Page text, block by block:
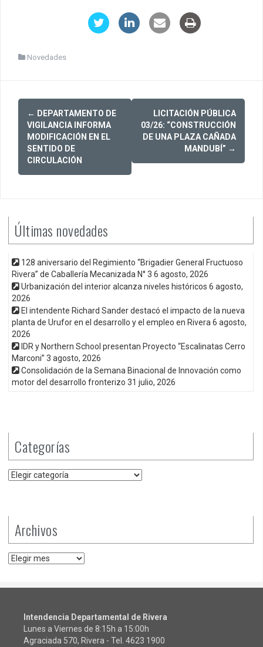
Novedades
Post
navigation
← DEPARTAMENTO DE
VIGILANCIA INFORMA
MODIFICACIÓN EN EL
SENTIDO DE
CIRCULACIÓN
LICITACIÓN PÚBLICA
03/26: “CONSTRUCCIÓN
DE UNA PLAZA CAÑADA
MANDUBÍ” →
Últimas novedades
128 aniversario del Regimiento “Brigadier General Fructuoso
Rivera” de Caballería Mecanizada N° 3 6 agosto, 2026
Urbanización del interior alcanza niveles históricos 6 agosto,
2026
El intendente Richard Sander destacó el impacto de la nueva
planta de Urufor en el desarrollo y el empleo en Rivera 6 agosto,
2026
IDR y Northern School presentan Proyecto “Escalinatas Cerro
Marconi” 3 agosto, 2026
Consolidación de la Semana Binacional de Innovación como
motor del desarrollo fronterizo 31 julio, 2026
Categorías
Categorías
Archivos
Archivos
Intendencia Departamental de Rivera
Lunes a Viernes de 8:15h a 15:00h
Agraciada 570, Rivera - Tel. 4623 1900